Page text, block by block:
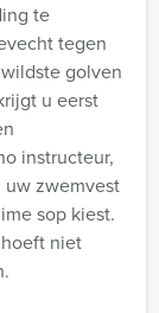
te
tegen
golven
u eerst
instructeur,
zwemvest
sop kiest.
niet